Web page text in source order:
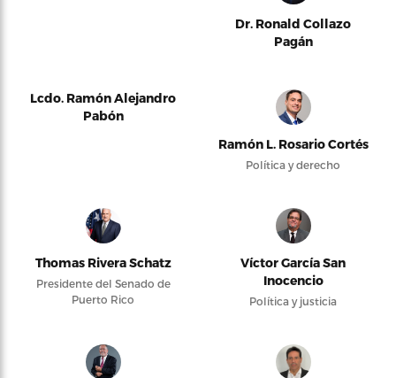
Dr. Ronald Collazo
Pagán
Lcdo. Ramón Alejandro
Pabón
Ramón L. Rosario Cortés
Política y derecho
Thomas Rivera Schatz
Presidente del Senado de
Puerto Rico
Víctor García San
Inocencio
Política y justicia